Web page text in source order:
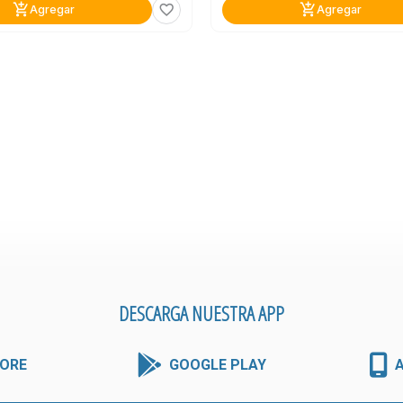
add_shopping_cartAgregar favorite_border add_shopping_cartAgregar
DESCARGA NUESTRA APP
GOOGLE PLAY